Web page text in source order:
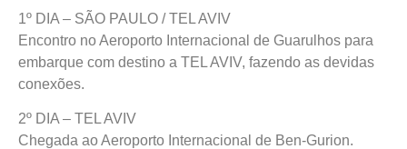
1º DIA – SÃO PAULO / TEL AVIV
Encontro no Aeroporto Internacional de Guarulhos para
embarque com destino a TEL AVIV, fazendo as devidas
conexões.
2º DIA – TEL AVIV
Chegada ao Aeroporto Internacional de Ben-Gurion.